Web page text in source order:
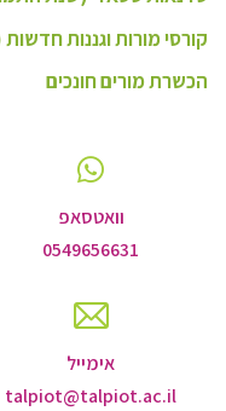
קורסי מורות וגננות
הכשרת מורים חונכים
וואטסאפ
0549656631
אימייל
talpiot@talpiot.ac.il